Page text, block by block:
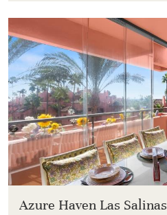
Azure Haven Las Salinas